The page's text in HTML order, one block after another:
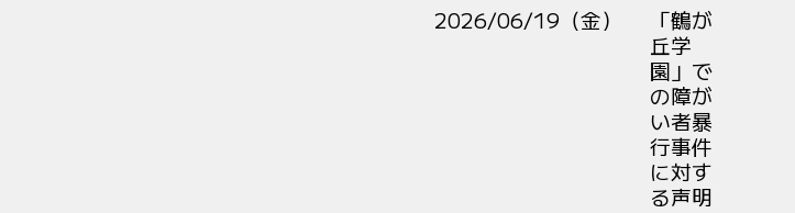
2026/06/19（金）
「鶴が
丘学
園」で
の障が
い者暴
行事件
に対す
る声明